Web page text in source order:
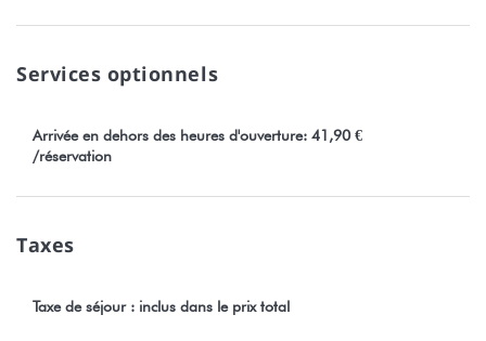
Services optionnels
Arrivée en dehors des heures d'ouverture: 41,90 €
/réservation
Taxes
Taxe de séjour : inclus dans le prix total